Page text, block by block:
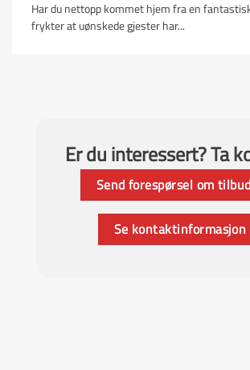
Har du nettopp kommet hjem fra en
frykter at uønskede gjester har...
Er du interessert? Ta
Send forespørsel om tilbud
Se kontaktinformasjon